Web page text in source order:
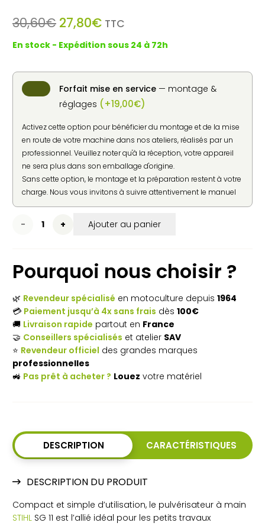
30,60€ Le
initial
30,60€.
27,80€Le
actuel
27,80€.
TTC
En stock - Expédition sous 24 à 72h
Forfait mise en service — montage &
réglages (+19,00€)
Activez cette option pour bénéficier du montage et de la mise
en route de votre machine dans nos ateliers, réalisés par un
professionnel. Veuillez noter qu'à la réception, votre appareil
ne sera plus dans son emballage d'origine.
Sans cette option, le montage et la préparation restent à votre
charge. Nous vous invitons à suivre attentivement le manuel
d'utilisation fourni par le constructeur pour une mise en
quantité
Pulvérisateur
main
STIHL
SG 11
Ajouter au panier
Pourquoi nous choisir ?
🌿 Revendeur spécialisé en motoculture depuis 1964
💳 Paiement jusqu’à 4x sans frais dès 100€
🚚 Livraison rapide partout en France
🤝 Conseillers spécialisés et atelier SAV
⭐ Revendeur officiel des grandes marques
professionnelles
🚜 Pas prêt à acheter ? Louez votre matériel
DESCRIPTION CARACTÉRISTIQUES
DESCRIPTION DU PRODUIT
Compact et simple d’utilisation, le pulvérisateur à main
STIHL SG 11 est l’allié idéal pour les petits travaux